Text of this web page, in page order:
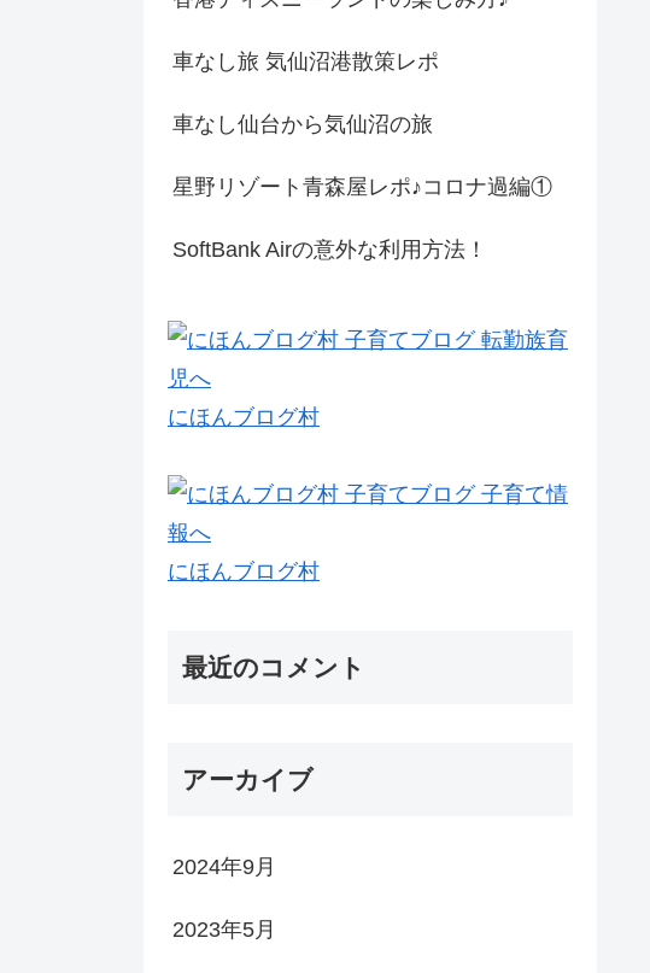
車なし旅 気仙沼港散策レポ
車なし仙台から気仙沼の旅
星野リゾート青森屋レポ♪コロナ過編①
SoftBank Airの意外な利用方法！
にほんブログ村
にほんブログ村
最近のコメント
アーカイブ
2024年9月
2023年5月